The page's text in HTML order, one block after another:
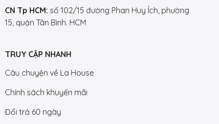
CN Tp HCM: số 102/15 đường Phan Huy Ích, phường
15, quận Tân Bình. HCM
TRUY CẬP NHANH
Câu chuyện về La House
Chính sách khuyến mãi
Đổi trả 60 ngày